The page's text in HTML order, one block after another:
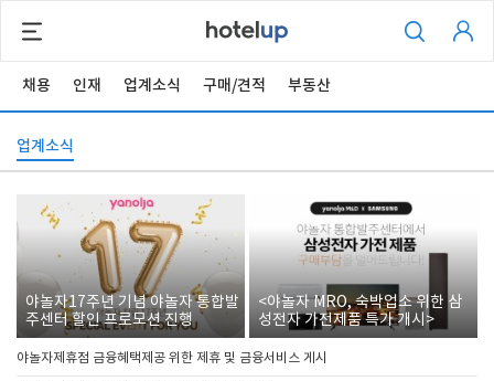
채용 인재 업계소식 구매/견적 부동산
업계소식
야놀자17주년 기념 야놀자 통합발
주센터 할인 프로모션 진행
<야놀자 MRO, 숙박업소 위한 삼
성전자 가전제품 특가 개시>
야놀자제휴점 금융혜택제공 위한 제휴 및 금융서비스 게시